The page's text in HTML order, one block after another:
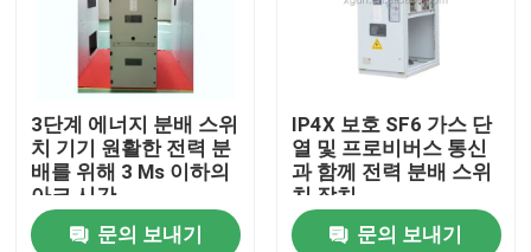
우리에 대하여
공장 여행
품질 관리
연락주세요
3단계 에너지 분배 스위
치 기기 원활한 전력 분
배를 위해 3 Ms 이하의
아크 시간
문의 보내기
IP4X 보호 SF6 가스 단
열 및 프로비버스 통신
과 함께 전력 분배 스위
치 장치
문의 보내기